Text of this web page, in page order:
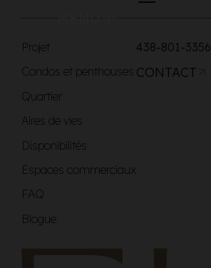
MENU
Projet
Condos et penthouses
Quartier
Aires de vies
Disponibilités
Espaces commerciaux
FAQ
Blogue
438-801-3356
CONTACT